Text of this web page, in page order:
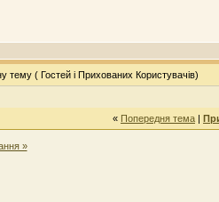
тему ( Гостей і Прихованих Користувачів)
« Попередня тема |
»